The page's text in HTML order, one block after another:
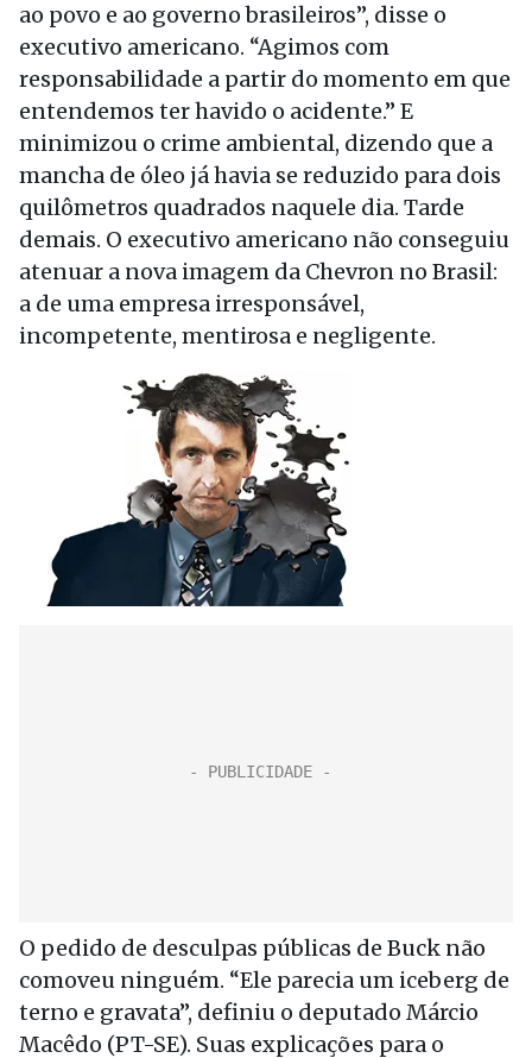
ao povo e ao governo brasileiros”, disse o
executivo americano. “Agimos com
responsabilidade a partir do momento em que
entendemos ter havido o acidente.” E
minimizou o crime ambiental, dizendo que a
mancha de óleo já havia se reduzido para dois
quilômetros quadrados naquele dia. Tarde
demais. O executivo americano não conseguiu
atenuar a nova imagem da Chevron no Brasil:
a de uma empresa irresponsável,
incompetente, mentirosa e negligente.
O pedido de desculpas públicas de Buck não
comoveu ninguém. “Ele parecia um iceberg de
terno e gravata”, definiu o deputado Márcio
Macêdo (PT-SE). Suas explicações para o